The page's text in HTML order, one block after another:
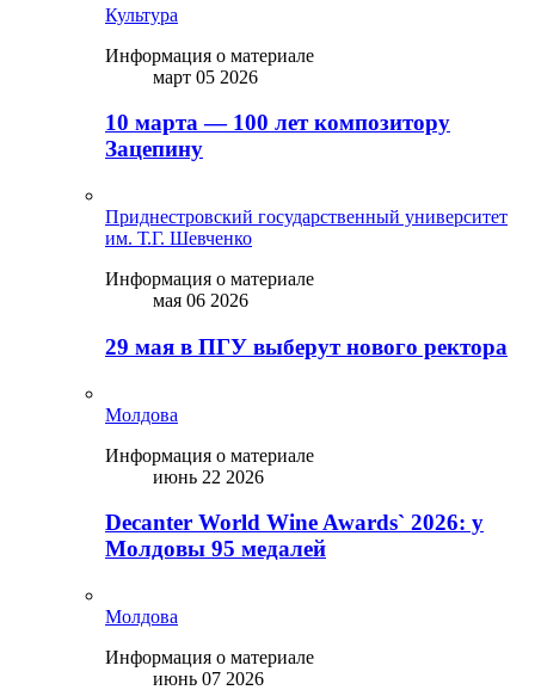
Культура
Информация о материале
март 05 2026
10 марта — 100 лет композитору
Зацепину
Приднестровский государственный университет
им. Т.Г. Шевченко
Информация о материале
мая 06 2026
29 мая в ПГУ выберут нового ректора
Молдова
Информация о материале
июнь 22 2026
Decanter World Wine Awards` 2026: у
Молдовы 95 медалей
Молдова
Информация о материале
июнь 07 2026